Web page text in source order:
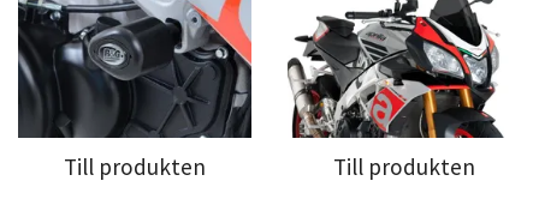
Till produkten Till produkten